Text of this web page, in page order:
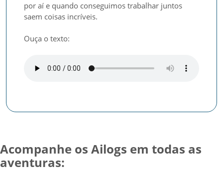
por aí e quando conseguimos trabalhar juntos
saem coisas incríveis.
Ouça o texto:
Acompanhe os Ailogs em todas as
aventuras: